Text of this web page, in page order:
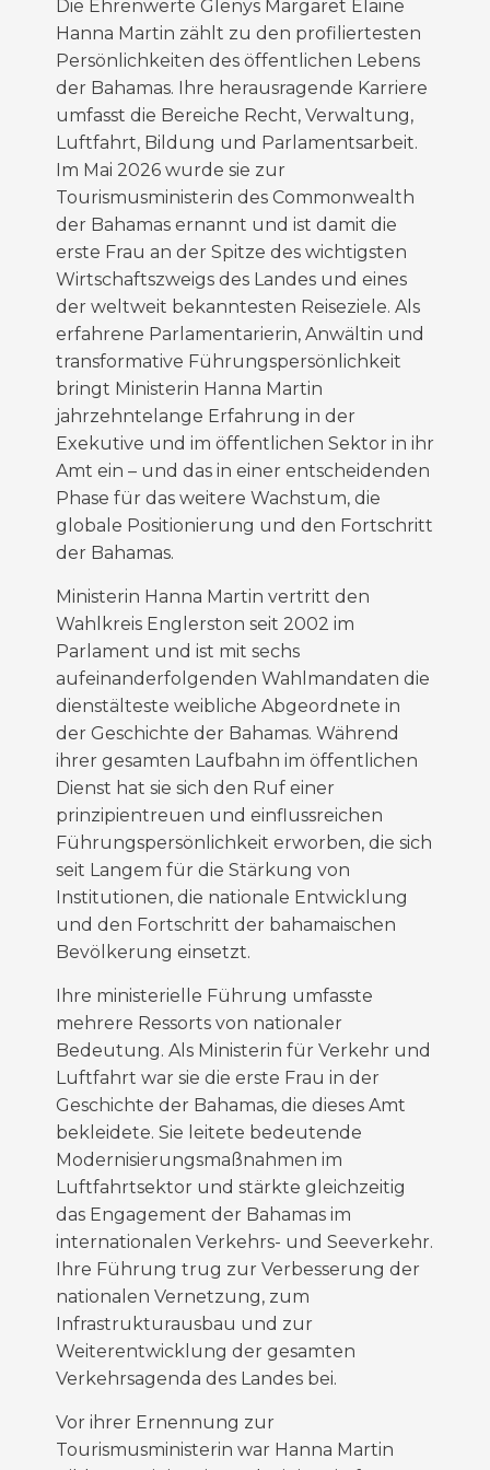
window)
Die Ehrenwerte Glenys Margaret Elaine
Hanna Martin zählt zu den profiliertesten
Persönlichkeiten des öffentlichen Lebens
der Bahamas. Ihre herausragende Karriere
umfasst die Bereiche Recht, Verwaltung,
Luftfahrt, Bildung und Parlamentsarbeit.
Im Mai 2026 wurde sie zur
Tourismusministerin des Commonwealth
der Bahamas ernannt und ist damit die
erste Frau an der Spitze des wichtigsten
Wirtschaftszweigs des Landes und eines
der weltweit bekanntesten Reiseziele. Als
erfahrene Parlamentarierin, Anwältin und
transformative Führungspersönlichkeit
bringt Ministerin Hanna Martin
jahrzehntelange Erfahrung in der
Exekutive und im öffentlichen Sektor in ihr
Amt ein – und das in einer entscheidenden
Phase für das weitere Wachstum, die
globale Positionierung und den Fortschritt
der Bahamas.
Ministerin Hanna Martin vertritt den
Wahlkreis Englerston seit 2002 im
Parlament und ist mit sechs
aufeinanderfolgenden Wahlmandaten die
dienstälteste weibliche Abgeordnete in
der Geschichte der Bahamas. Während
ihrer gesamten Laufbahn im öffentlichen
Dienst hat sie sich den Ruf einer
prinzipientreuen und einflussreichen
Führungspersönlichkeit erworben, die sich
seit Langem für die Stärkung von
Institutionen, die nationale Entwicklung
und den Fortschritt der bahamaischen
Bevölkerung einsetzt.
Ihre ministerielle Führung umfasste
mehrere Ressorts von nationaler
Bedeutung. Als Ministerin für Verkehr und
Luftfahrt war sie die erste Frau in der
Geschichte der Bahamas, die dieses Amt
bekleidete. Sie leitete bedeutende
Modernisierungsmaßnahmen im
Luftfahrtsektor und stärkte gleichzeitig
das Engagement der Bahamas im
internationalen Verkehrs- und Seeverkehr.
Ihre Führung trug zur Verbesserung der
nationalen Vernetzung, zum
Infrastrukturausbau und zur
Weiterentwicklung der gesamten
Verkehrsagenda des Landes bei.
Vor ihrer Ernennung zur
Tourismusministerin war Hanna Martin